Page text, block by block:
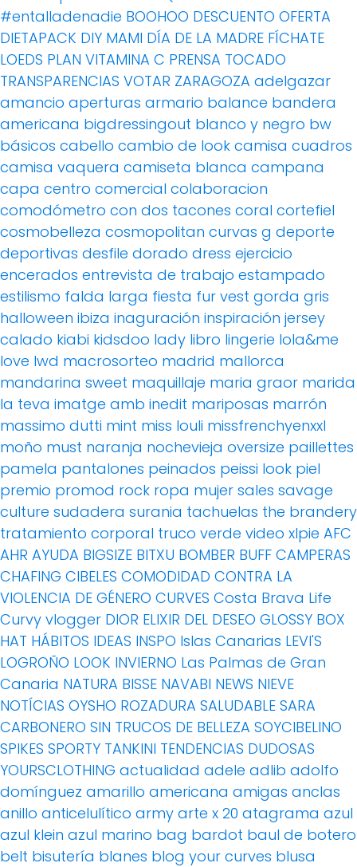
#entalladenadie BOOHOO DESCUENTO OFERTA
DIETAPACK DIY MAMI DÍA DE LA MADRE FÍCHATE
LOEDS PLAN VITAMINA C PRENSA TOCADO
TRANSPARENCIAS VOTAR ZARAGOZA adelgazar
amancio aperturas armario balance bandera
americana bigdressingout blanco y negro bw
básicos cabello cambio de look camisa cuadros
camisa vaquera camiseta blanca campana
capa centro comercial colaboracion
comodómetro con dos tacones coral cortefiel
cosmobelleza cosmopolitan curvas g deporte
deportivas desfile dorado dress ejercicio
encerados entrevista de trabajo estampado
estilismo falda larga fiesta fur vest gorda gris
halloween ibiza inaguración inspiración jersey
calado kiabi kidsdoo lady libro lingerie lola&me
love lwd macrosorteo madrid mallorca
mandarina sweet maquillaje maria graor marida
la teva imatge amb inedit mariposas marrón
massimo dutti mint miss louli missfrenchyenxxl
moño must naranja nochevieja oversize paillettes
pamela pantalones peinados peissi look piel
premio promod rock ropa mujer sales savage
culture sudadera surania tachuelas the brandery
tratamiento corporal truco verde video xlpie AFC
AHR AYUDA BIGSIZE BITXU BOMBER BUFF CAMPERAS
CHAFING CIBELES COMODIDAD CONTRA LA
VIOLENCIA DE GÉNERO CURVES Costa Brava Life
Curvy vlogger DIOR ELIXIR DEL DESEO GLOSSY BOX
HAT HÁBITOS IDEAS INSPO Islas Canarias LEVI'S
LOGROÑO LOOK INVIERNO Las Palmas de Gran
Canaria NATURA BISSE NAVABI NEWS NIEVE
NOTÍCIAS OYSHO ROZADURA SALUDABLE SARA
CARBONERO SIN TRUCOS DE BELLEZA SOYCIBELINO
SPIKES SPORTY TANKINI TENDENCIAS DUDOSAS
YOURSCLOTHING actualidad adele adlib adolfo
domínguez amarillo americana amigas anclas
anillo anticelulítico army arte x 20 atagrama azul
azul klein azul marino bag bardot baul de botero
belt bisutería blanes blog your curves blusa